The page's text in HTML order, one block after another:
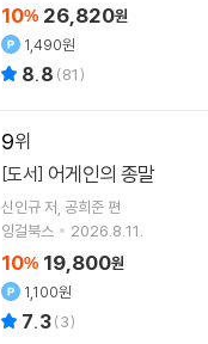
10% 26,820원
1,490원
8.8 (81)
9
[도서] 어게인의 종말
신인규저 공희준 편
잉걸북스
2026.8.11.
10% 19,800원
1,100원
7.3(3)